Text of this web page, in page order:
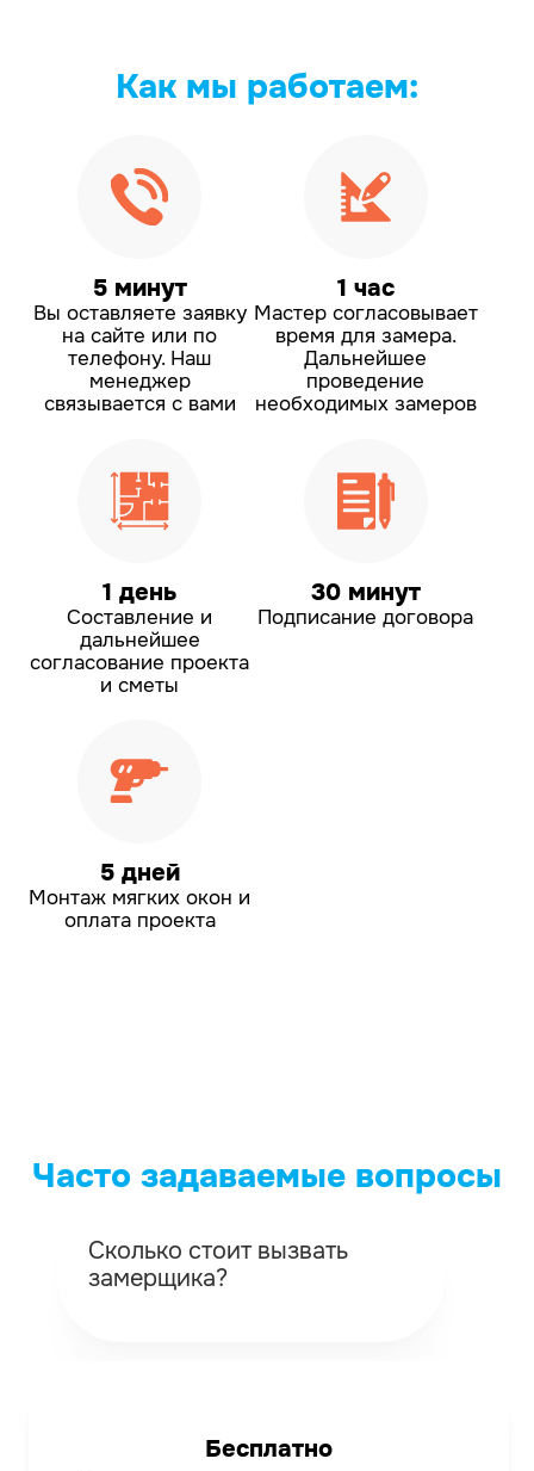
Как мы работаем:
5 минут
Вы оставляете заявку
на сайте или по
телефону. Наш
менеджер
связывается с вами
1 час
Мастер согласовывает
время для замера.
Дальнейшее
проведение
необходимых замеров
1 день
Составление и
дальнейшее
согласование проекта
и сметы
30 минут
Подписание договора
5 дней
Монтаж мягких окон и
оплата проекта
Часто задаваемые вопросы
Сколько стоит вызвать
замерщика?
Бесплатно